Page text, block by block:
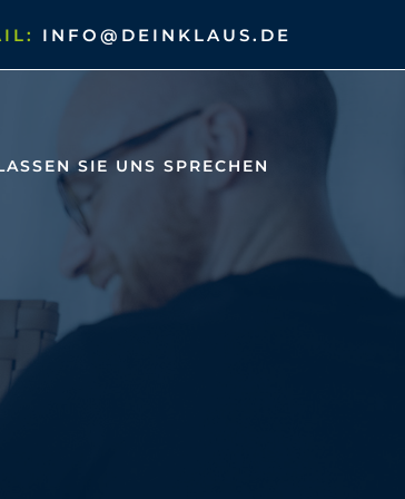
INFO@DEINKLAUS.DE
SIE UNS SPRECHEN